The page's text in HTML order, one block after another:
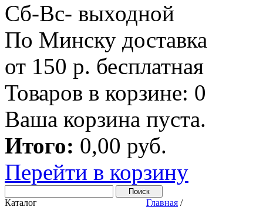
Сб-Вс- выходной
По Минску доставка
от 150 р. бесплатная
Товаров в корзине: 0
Ваша корзина пуста.
Итого: 0,00 руб.
Перейти в корзину
Каталог
Главная /